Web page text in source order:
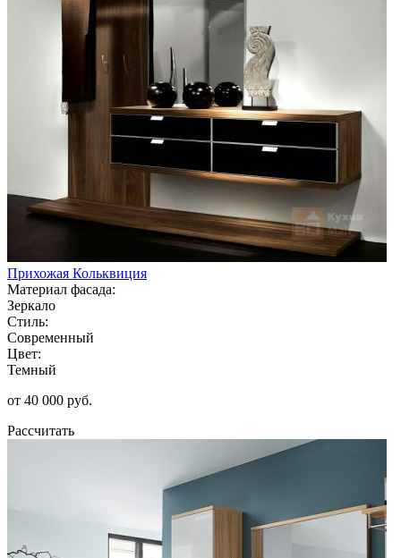
Прихожая Кольквиция
Материал фасада:
Зеркало
Стиль:
Современный
Цвет:
Темный
от 40 000 руб.
Рассчитать